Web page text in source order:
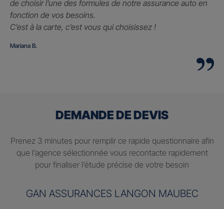
de choisir l’une des formules de notre assurance auto en
fonction de vos besoins.
C’est à la carte, c’est vous qui choisissez !
Mariana B.
DEMANDE DE DEVIS
Prenez 3 minutes pour remplir ce rapide questionnaire afin
que l’agence sélectionnée vous recontacte rapidement
pour finaliser l’étude précise de votre besoin
GAN ASSURANCES LANGON MAUBEC